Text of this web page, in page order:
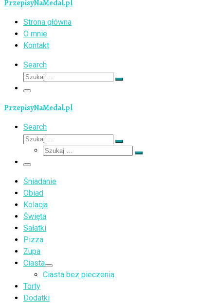
PrzepisyNaMedal.pl
Strona główna
O mnie
Kontakt
Search
Szukaj
Szukaj
Menu
PrzepisyNaMedal.pl
Search
Szukaj
Szukaj
Szukaj
Szukaj
Menu
Śniadanie
Obiad
Kolacja
Święta
Sałatki
Pizza
Zupa
Ciasta
Ciasta bez pieczenia
Torty
Dodatki